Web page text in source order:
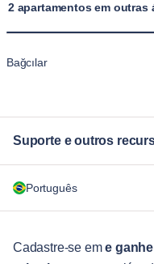
2 apartamentos em outras
Bağcılar
Suporte e outros
Para empresas
Serviços aos hóspedes
Português
English
Cadastre-se eme